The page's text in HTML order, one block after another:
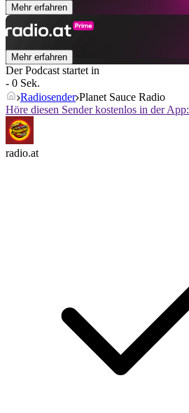
Mehr erfahren
Mehr erfahren
Der Podcast startet in
- 0 Sek.
Radiosender Planet Sauce Radio
Höre diesen Sender kostenlos in der App:
radio.at